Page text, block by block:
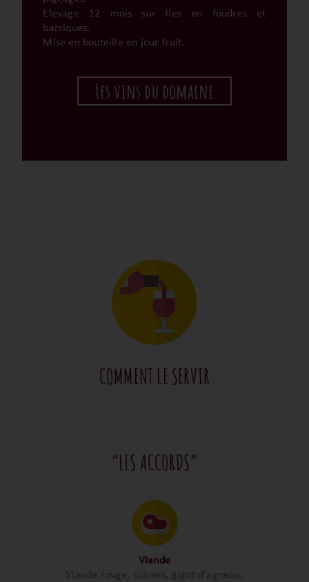
Elevage 12 mois sur lies en foudres et
barriques.
Mise en bouteille en jour fruit.
Les vins du domaine
COMMENT LE SERVIR
“LES ACCORDS”
Viande
Viande rouge, Gibiers, gigot d'agneau,